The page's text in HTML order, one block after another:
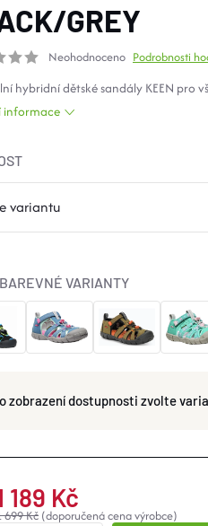
GREY
Neohodnoceno Podrobnosti
hybridní dětské sandály KEEN pro
informace
zvolte
VARIANTY
699 Kč (doporučená cena výrobce)
189 Kč